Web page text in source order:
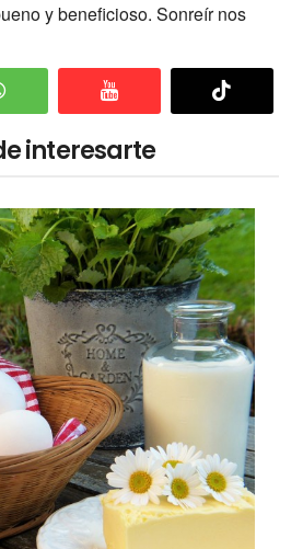
y beneficioso. Sonreír nos
interesarte